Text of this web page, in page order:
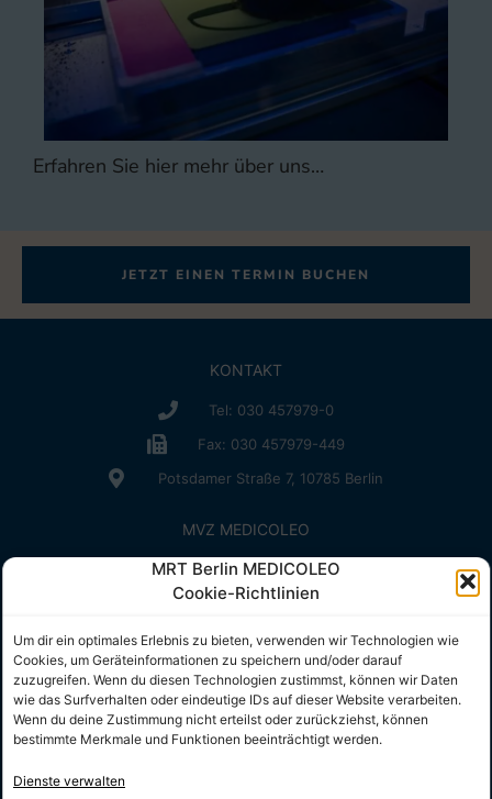
MRT Berlin MEDICOLEO
Cookie-Richtlinien
Um dir ein optimales Erlebnis zu bieten, verwenden wir Technologien wie
Cookies, um Geräteinformationen zu speichern und/oder darauf
zuzugreifen. Wenn du diesen Technologien zustimmst, können wir Daten
wie das Surfverhalten oder eindeutige IDs auf dieser Website verarbeiten.
Wenn du deine Zustimmung nicht erteilst oder zurückziehst, können
bestimmte Merkmale und Funktionen beeinträchtigt werden.
Dienste verwalten
Erfahren Sie hier mehr über uns…
JETZT EINEN TERMIN BUCHEN
KONTAKT
Tel: 030 457979-0
Fax: 030 457979-449
Potsdamer Straße 7, 10785 Berlin
MVZ MEDICOLEO
Anfahrt
Kontakt
INFO
Unternehmen
Karriere
Was ist ein MRT?
RECHTLICHES
Impressum
Datenschutz